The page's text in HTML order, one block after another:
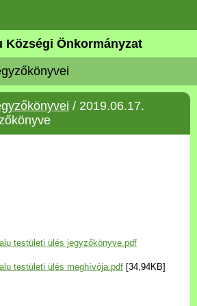
Községi Önkormányzat
/ 2019.06.17.
testületi ülés jegyzőkönyve.pdf
testületi ülés meghívója.pdf [34,94KB]